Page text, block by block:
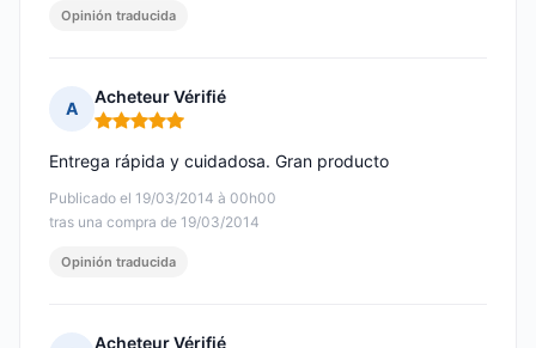
Opinión traducida
A
Acheteur Vérifié
Nota: 5 de 5
Publicado el 19/03/2014 à 00h00
tras una compra de 19/03/2014
Entrega rápida y cuidadosa. Gran producto
Opinión traducida
Acheteur Vérifié